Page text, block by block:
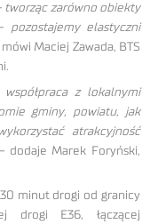
tworząc zarówno obiekty
pozostajemy elastyczni
mówi Maciej Zawada, BTS
z lokalnymi
gminy, powiatu, jak
atrakcyjność
dodaje Marek Foryński,
minut drogi od granicy
drogi E36, łączącej